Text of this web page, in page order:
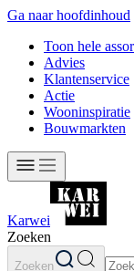
Ga naar hoofdinhoud
Toon hele
Advies
Klantenservice
Actie
Wooninspiratie
Bouwmarkten
Karwei
Zoeken
Zoeken